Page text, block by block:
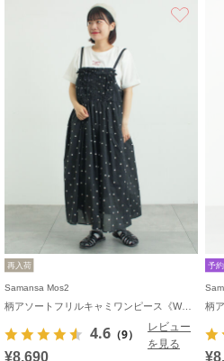
再入荷
Samansa Mos2
柄アソートフリルキャミワンピース《WEB限定カラーあり》
4.6 （9）
レビュー
を見る
¥8,690
予約